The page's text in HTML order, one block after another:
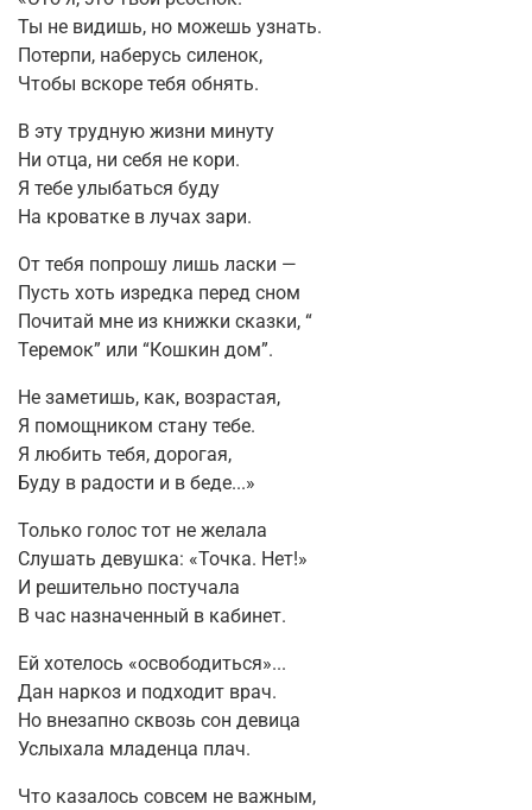
Ты не видишь, но можешь узнать.
Потерпи, наберусь силенок,
Чтобы вскоре тебя обнять.
В эту трудную жизни минуту
Ни отца, ни себя не кори.
Я тебе улыбаться буду
На кроватке в лучах зари.
От тебя попрошу лишь ласки —
Пусть хоть изредка перед сном
Почитай мне из книжки сказки, “
Теремок” или “Кошкин дом”.
Не заметишь, как, возрастая,
Я помощником стану тебе.
Я любить тебя, дорогая,
Буду в радости и в беде...»
Только голос тот не желала
Слушать девушка: «Точка. Нет!»
И решительно постучала
В час назначенный в кабинет.
Ей хотелось «освободиться»...
Дан наркоз и подходит врач.
Но внезапно сквозь сон девица
Услыхала младенца плач.
Что казалось совсем не важным,